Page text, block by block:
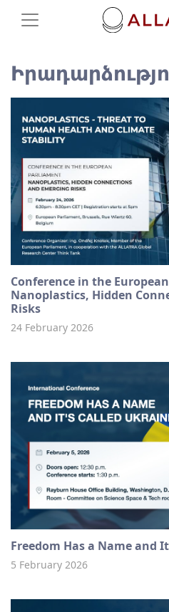
Conference in the
Nanoplastics, Hidden
Risks
24 February 2026
Freedom Has a Name and
5 February 2026